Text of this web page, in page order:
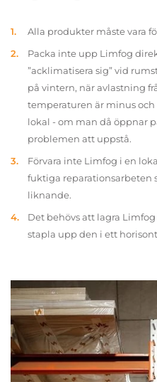
Alla produkter måste vara
Packa inte upp Limfog
”acklimatisera sig” vid
på vintern, när avlastning
temperaturen är minus
lokal - om man då öppnar
problemen att uppstå.
Förvara inte Limfog i en
fuktiga reparationsarbeten
liknande.
Det behövs att lagra
stapla upp den i ett